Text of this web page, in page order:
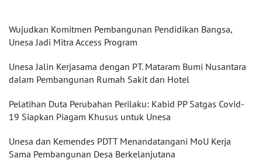
Wujudkan Komitmen Pembangunan Pendidikan Bangsa,
Unesa Jadi Mitra Access Program
Unesa Jalin Kerjasama dengan PT. Mataram Bumi Nusantara
dalam Pembangunan Rumah Sakit dan Hotel
Pelatihan Duta Perubahan Perilaku: Kabid PP Satgas Covid-
19 Siapkan Piagam Khusus untuk Unesa
Unesa dan Kemendes PDTT Menandatangani MoU Kerja
Sama Pembangunan Desa Berkelanjutana